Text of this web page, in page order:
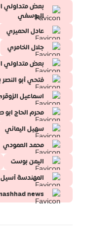
اليوسفي
عادل الحميري
جلال الخامري
بعض متداولي
فتحي أبو النصر
اسماعيل
محرم الحاج ابو
سهيل اليماني
محمد العمودي
اليمن بوست
المهندسة أسيل
news